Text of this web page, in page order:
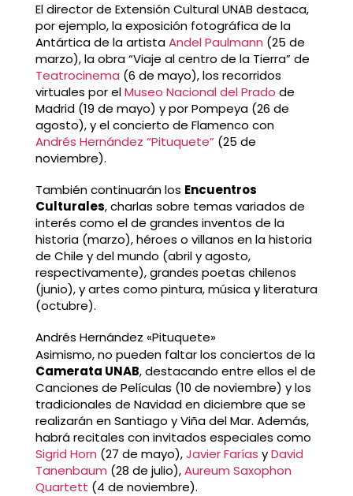
El director de Extensión Cultural UNAB destaca,
por ejemplo, la exposición fotográfica de la
Antártica de la artistaAndel Paulmann (25 de
marzo), la obra “Viaje al centro de la Tierra” de
Teatrocinema (6 de mayo), los recorridos
virtuales por elMuseo Nacional del Prado de
Madrid (19 de mayo) y por Pompeya (26 de
agosto), y el concierto de Flamenco con
Andrés Hernández “Pituquete” (25 de
noviembre).
También continuarán los Encuentros
Culturales, charlas sobre temas variados de
interés como el de grandes inventos de la
historia (marzo), héroes o villanos en la historia
de Chile y del mundo (abril y agosto,
respectivamente), grandes poetas chilenos
(junio), y artes como pintura, música y literatura
(octubre).
Andrés Hernández «Pituquete»
Asimismo, no pueden faltar los conciertos de la
Camerata UNAB, destacando entre ellos el de
Canciones de Películas (10 de noviembre) y los
tradicionales de Navidad en diciembre que se
realizarán en Santiago y Viña del Mar. Además,
habrá recitales con invitados especiales como
Sigrid Horn (27 de mayo),Javier Farías yDavid
Tanenbaum (28 de julio),Aureum Saxophon
Quartett (4 de noviembre).